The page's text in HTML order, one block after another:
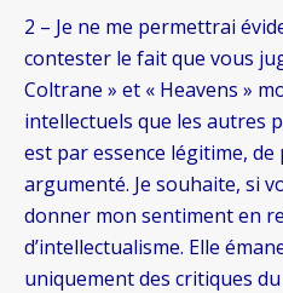
2 – Je ne me permettrai
contester le fait que vous
Coltrane » et « Heavens »
intellectuels que les autres
est par essence légitime, de
argumenté. Je souhaite, si
donner mon sentiment en
d’intellectualisme. Elle
uniquement des critiques